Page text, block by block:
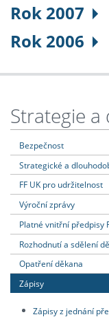
Rok 2007
Rok 2006
Strategie
Bezpečnost
Strategické a
FF UK pro udržitelnost
Výroční zprávy
Platné vnitřní předpisy
Rozhodnutí a sdělení
Opatření děkana
Zápisy
Zápisy z jednání